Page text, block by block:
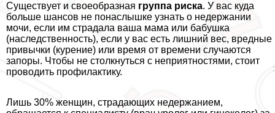
Существует и своеобразная группа риска. У вас куда
больше шансов не понаслышке узнать о недержании
мочи, если им страдала ваша мама или бабушка
(наследственность), если у вас есть лишний вес, вредные
привычки (курение) или время от времени случаются
запоры. Чтобы не столкнуться с неприятностями, стоит
проводить профилактику.
Лишь 30% женщин, страдающих недержанием,